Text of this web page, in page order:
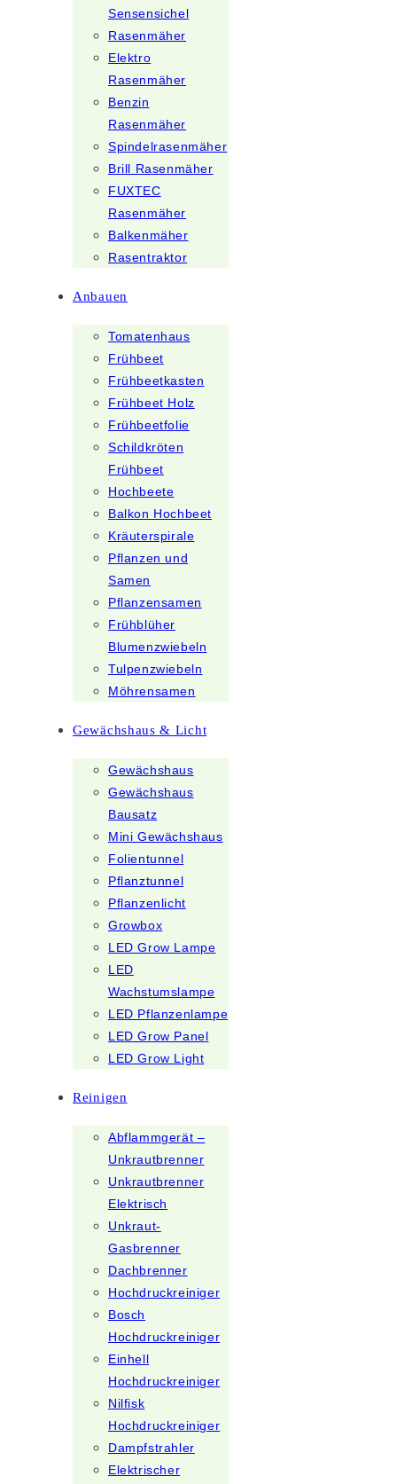
Sensensichel
Rasenmäher
Elektro
Rasenmäher
Benzin
Rasenmäher
Spindelrasenmäher
Brill Rasenmäher
FUXTEC
Rasenmäher
Balkenmäher
Rasentraktor
Anbauen
Tomatenhaus
Frühbeet
Frühbeetkasten
Frühbeet Holz
Frühbeetfolie
Schildkröten
Frühbeet
Hochbeete
Balkon Hochbeet
Kräuterspirale
Pflanzen und
Samen
Pflanzensamen
Frühblüher
Blumenzwiebeln
Tulpenzwiebeln
Möhrensamen
Gewächshaus & Licht
Gewächshaus
Gewächshaus
Bausatz
Mini Gewächshaus
Folientunnel
Pflanztunnel
Pflanzenlicht
Growbox
LED Grow Lampe
LED
Wachstumslampe
LED Pflanzenlampe
LED Grow Panel
LED Grow Light
Reinigen
Abflammgerät –
Unkrautbrenner
Unkrautbrenner
Elektrisch
Unkraut-
Gasbrenner
Dachbrenner
Hochdruckreiniger
Bosch
Hochdruckreiniger
Einhell
Hochdruckreiniger
Nilfisk
Hochdruckreiniger
Dampfstrahler
Elektrischer